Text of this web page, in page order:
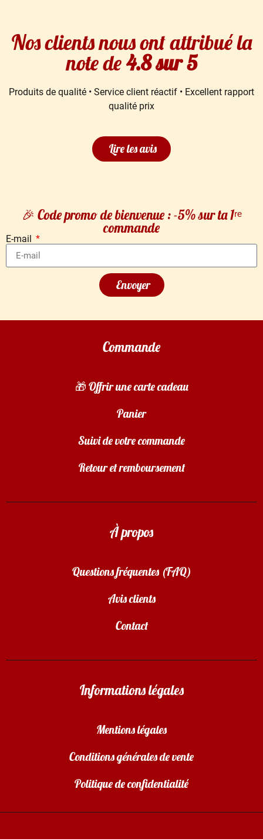
Nos clients nous ont attribué la
note de4.8 sur 5
Produits de qualité • Service client réactif • Excellent rapport
qualité prix
Lire les avis
🎉 Code promo de bienvenue : -5% sur ta 1ʳᵉ
commande
E-mail
Envoyer
Commande
🎁 Offrir une carte cadeau
Panier
Suivi de votre commande
Retour et remboursement
À propos
Questions fréquentes (FAQ)
Avis clients
Contact
Informations légales
Mentions légales
Conditions générales de vente
Politique de confidentialité